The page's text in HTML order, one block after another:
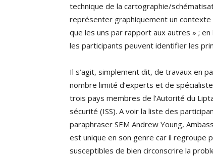
technique de la cartographie/
représenter graphiquement un
que les uns par rapport aux autres » ;
les participants peuvent identifier les
Il s’agit, simplement dit, de travaux en
nombre limité d’experts et de
trois pays membres de l’Autorité du
sécurité (ISS). A voir la liste des
paraphraser SEM Andrew Young,
est unique en son genre car il regroupe
susceptibles de bien circonscrire la